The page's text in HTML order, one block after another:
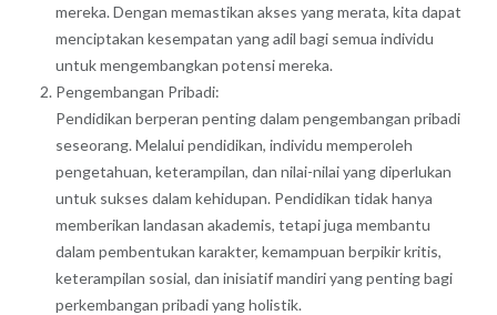
mereka. Dengan memastikan akses yang merata, kita dapat
menciptakan kesempatan yang adil bagi semua individu
untuk mengembangkan potensi mereka.
Pengembangan Pribadi:
Pendidikan berperan penting dalam pengembangan pribadi
seseorang. Melalui pendidikan, individu memperoleh
pengetahuan, keterampilan, dan nilai-nilai yang diperlukan
untuk sukses dalam kehidupan. Pendidikan tidak hanya
memberikan landasan akademis, tetapi juga membantu
dalam pembentukan karakter, kemampuan berpikir kritis,
keterampilan sosial, dan inisiatif mandiri yang penting bagi
perkembangan pribadi yang holistik.